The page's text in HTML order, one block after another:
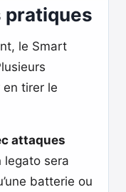
pratiques
le Smart
en tirer le
attaques
legato sera
batterie ou